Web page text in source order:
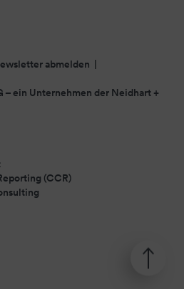
abmelden
– ein Unternehmen der Neidhart +
(CCR)